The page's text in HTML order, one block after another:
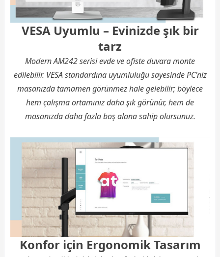
VESA Uyumlu – Evinizde şık bir
tarz
Modern AM242 serisi evde ve ofiste duvara monte
edilebilir. VESA standardına uyumluluğu sayesinde PC’niz
masanızda tamamen görünmez hale gelebilir; böylece
hem çalışma ortamınız daha şık görünür, hem de
masanızda daha fazla boş alana sahip olursunuz.
Konfor için Ergonomik Tasarım